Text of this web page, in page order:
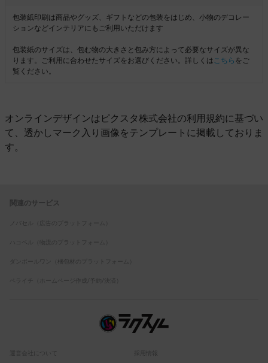
包装紙印刷は商品やグッズ、ギフトなどの包装をはじめ、小物のデコレー
ションなどインテリアにもご利用いただけます
包装紙のサイズは、包む物の大きさと包み方によって必要なサイズが異な
ります。ご利用に合わせたサイズをお選びください。詳しくはこちら をご
覧ください。
オンラインデザインはピクスタ株式会社の利用規約に基づい
て、透かしマーク入り画像をテンプレートに掲載しておりま
す。
関連のサービス
ペライチ（ホームページ作成/予約/決済）
採用情報